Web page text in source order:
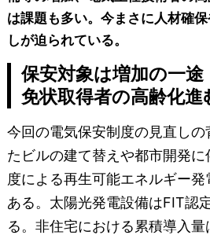
は課題も多い。今まさに人材確
しが迫られている。
保安対象は増加の一途
免状取得者の高齢化進
今回の電気保安制度の見直しの
たビルの建て替えや都市開発
度による再生可能エネルギー
ある。太陽光発電設備はFIT認
る。非住宅における累積導入